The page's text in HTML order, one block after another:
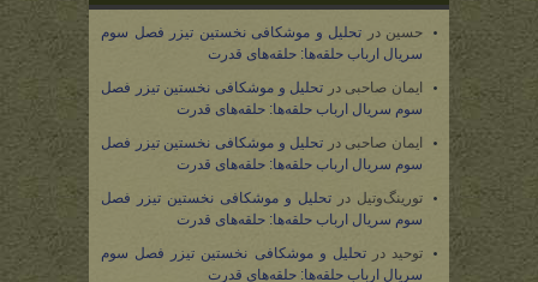
حسین در تحلیل و موشکافی نخستین تیزر فصل سوم
سریال ارباب حلقه‌ها: حلقه‌های قدرت
ایمان صاحبی در تحلیل و موشکافی نخستین تیزر فصل
سوم سریال ارباب حلقه‌ها: حلقه‌های قدرت
ایمان صاحبی در تحلیل و موشکافی نخستین تیزر فصل
سوم سریال ارباب حلقه‌ها: حلقه‌های قدرت
تورینگ‌وتیل در تحلیل و موشکافی نخستین تیزر فصل
سوم سریال ارباب حلقه‌ها: حلقه‌های قدرت
توحید درتحلیل و موشکافی نخستین تیزر فصل سوم
سریال ارباب حلقه‌ها: حلقه‌های قدرت